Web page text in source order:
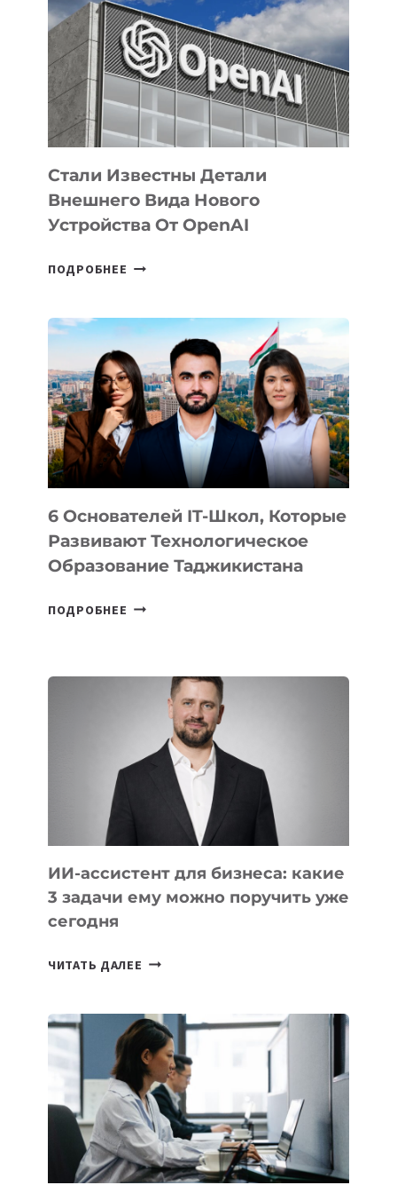
ЗАДАЧИ
ПО
РАЗВИТИЮ
ЭКОСИСТЕМЫ
ИСКУССТВЕННОГО
ИНТЕЛЛЕКТА
Стали Известны Детали
Внешнего Вида Нового
Устройства От OpenAI
ПОДРОБНЕЕ СТАЛИ
ВНЕШНЕГО
ВИДА
НОВОГО
УСТРОЙСТВА
ОТ
OPENAI
6 Основателей IT-Школ, Которые
Развивают Технологическое
Образование Таджикистана
ПОДРОБНЕЕ 6
КОТОРЫЕ
РАЗВИВАЮТ
ТЕХНОЛОГИЧЕСКОЕ
ОБРАЗОВАНИЕ
ТАДЖИКИСТАНА
ИИ-ассистент для бизнеса: какие
3 задачи ему можно поручить уже
сегодня
ЧИТАТЬ ДАЛЕЕ ИИ-
БИЗНЕСА:
КАКИЕ
3
ЗАДАЧИ
ЕМУ
МОЖНО
ПОРУЧИТЬ
УЖЕ